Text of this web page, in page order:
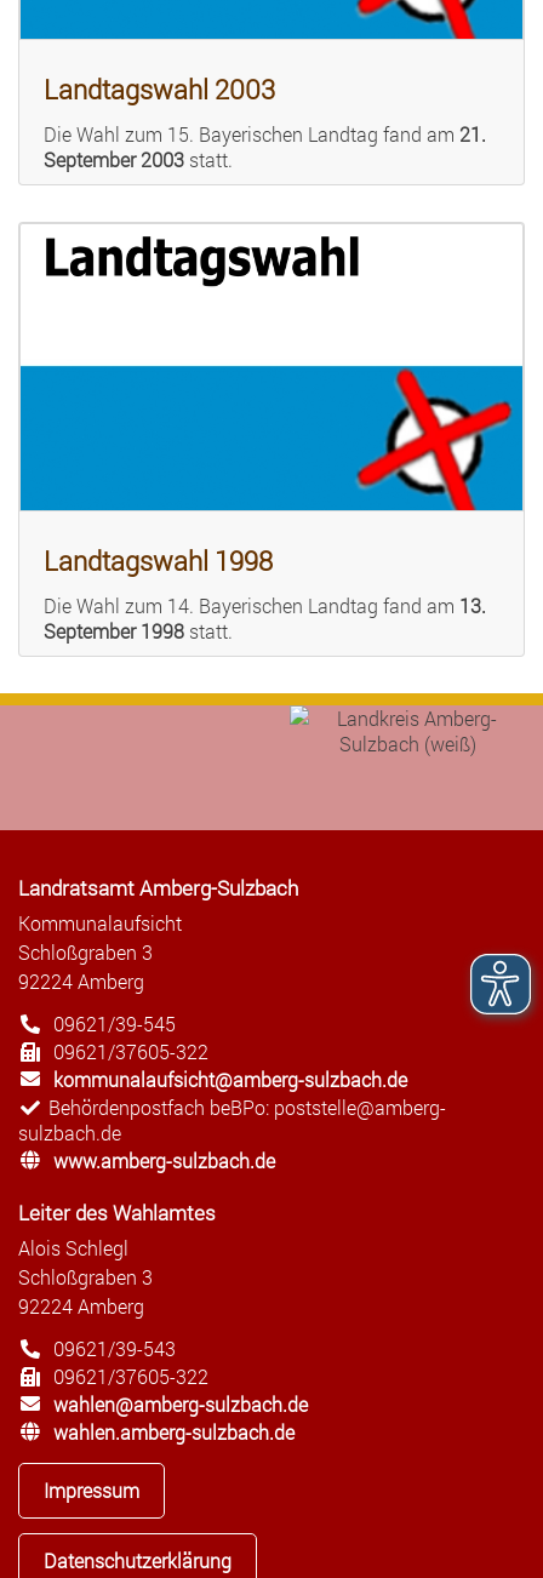
Landtagswahl 2003
Die Wahl zum 15. Bayerischen Landtag fand am 21.
September 2003 statt.
Landtagswahl 1998
Die Wahl zum 14. Bayerischen Landtag fand am 13.
September 1998 statt.
Landratsamt Amberg-Sulzbach
Kommunalaufsicht
Schloßgraben 3
92224 Amberg
09621/39-545
09621/37605-322
kommunalaufsicht@amberg-sulzbach.de
Behördenpostfach beBPo: poststelle@amberg-
sulzbach.de
www.amberg-sulzbach.de
Leiter des Wahlamtes
Alois Schlegl
Schloßgraben 3
92224 Amberg
09621/39-543
09621/37605-322
wahlen@amberg-sulzbach.de
wahlen.amberg-sulzbach.de
Impressum
Datenschutzerklärung